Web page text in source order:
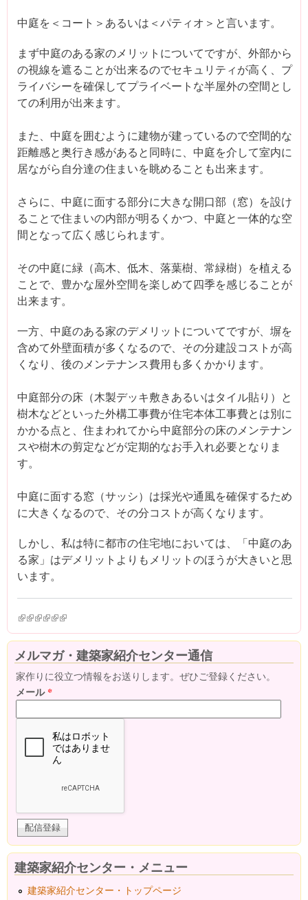
中庭を＜コート＞あるいは＜パティオ＞と言います。
まず中庭のある家のメリットについてですが、外部から
の視線を遮ることが出来るのでセキュリティが高く、プ
ライバシーを確保してプライベートな半屋外の空間とし
ての利用が出来ます。
また、中庭を囲むように建物が建っているので空間的な
距離感と奥行き感があると同時に、中庭を介して室内に
居ながら自分達の住まいを眺めることも出来ます。
さらに、中庭に面する部分に大きな開口部（窓）を設け
ることで住まいの内部が明るくかつ、中庭と一体的な空
間となって広く感じられます。
その中庭に緑（高木、低木、落葉樹、常緑樹）を植える
ことで、豊かな屋外空間を楽しめて四季を感じることが
出来ます。
一方、中庭のある家のデメリットについてですが、塀を
含めて外壁面積が多くなるので、その分建設コストが高
くなり、後のメンテナンス費用も多くかかります。
中庭部分の床（木製デッキ敷きあるいはタイル貼り）と
樹木などといった外構工事費が住宅本体工事費とは別に
かかる点と、住まわれてから中庭部分の床のメンテナン
スや樹木の剪定などが定期的なお手入れ必要となりま
す。
中庭に面する窓（サッシ）は採光や通風を確保するため
に大きくなるので、その分コストが高くなります。
しかし、私は特に都市の住宅地においては、「中庭のあ
る家」はデメリットよりもメリットのほうが大きいと思
います。
(link is external)
(link is external)
(link is external)
(link is external)
(link is external)
(link is external)
メルマガ・建築家紹介センター通信
家作りに役立つ情報をお送りします。ぜひご登録ください。
メール*
建築家紹介センター・メニュー
建築家紹介センター・トップページ